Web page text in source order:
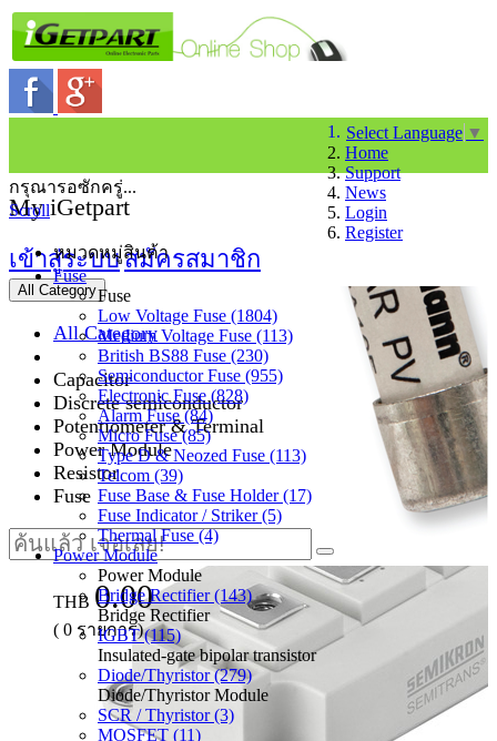
Select Language ▼
Home
Support
News
Login
Register
My iGetpart
เข้าสู่ระบบสมัครสมาชิก
All Category
All Category
Capacitor
Discrete semiconductor
Potentiometer & Terminal
Power Module
Resistor
Fuse
THB 0.00
( 0 รายการ)
กรุณารอซักครู่...
Scroll
หมวดหมู่สินค้า
Fuse
Fuse
Low Voltage Fuse (1804)
Medium Voltage Fuse (113)
British BS88 Fuse (230)
Semiconductor Fuse (955)
Electronic Fuse (828)
Alarm Fuse (84)
Micro Fuse (85)
Type D & Neozed Fuse (113)
Telcom (39)
Fuse Base & Fuse Holder (17)
Fuse Indicator / Striker (5)
Thermal Fuse (4)
Power Module
Power Module
Bridge Rectifier (143)
Bridge Rectifier
IGBT (115)
Insulated-gate bipolar transistor
Diode/Thyristor (279)
Diode/Thyristor Module
SCR / Thyristor (3)
MOSFET (11)